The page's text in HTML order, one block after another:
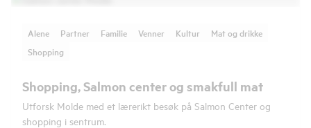
Alene Partner Familie Venner Kultur
Mat og drikke
Shopping
Shopping, Salmon center og smakfull mat
Utforsk Molde med et lærerikt besøk på Salmon Center og
shopping i sentrum.